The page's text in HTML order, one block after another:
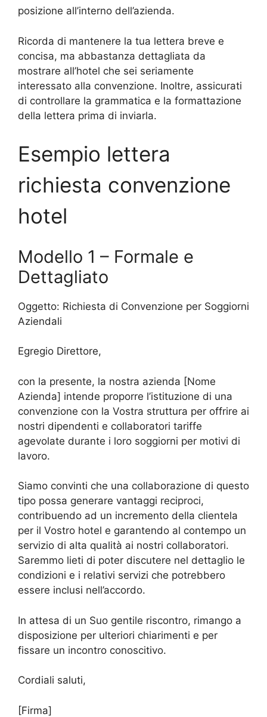
posizione all’interno dell’azienda.
Ricorda di mantenere la tua lettera breve e
concisa, ma abbastanza dettagliata da
mostrare all’hotel che sei seriamente
interessato alla convenzione. Inoltre, assicurati
di controllare la grammatica e la formattazione
della lettera prima di inviarla.
Esempio lettera
richiesta convenzione
hotel
Modello 1 – Formale e
Dettagliato
Oggetto: Richiesta di Convenzione per Soggiorni
Aziendali
Egregio Direttore,
con la presente, la nostra azienda [Nome
Azienda] intende proporre l’istituzione di una
convenzione con la Vostra struttura per offrire ai
nostri dipendenti e collaboratori tariffe
agevolate durante i loro soggiorni per motivi di
lavoro.
Siamo convinti che una collaborazione di questo
tipo possa generare vantaggi reciproci,
contribuendo ad un incremento della clientela
per il Vostro hotel e garantendo al contempo un
servizio di alta qualità ai nostri collaboratori.
Saremmo lieti di poter discutere nel dettaglio le
condizioni e i relativi servizi che potrebbero
essere inclusi nell’accordo.
In attesa di un Suo gentile riscontro, rimango a
disposizione per ulteriori chiarimenti e per
fissare un incontro conoscitivo.
Cordiali saluti,
[Firma]